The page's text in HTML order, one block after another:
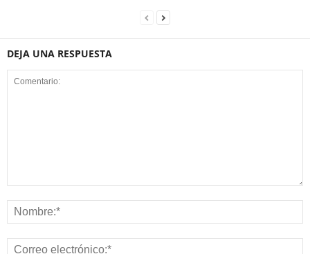
DEJA UNA RESPUESTA